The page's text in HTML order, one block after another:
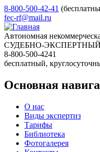
8-800-500-42-41
fec-rf@mail.ru
Автономная
СУДЕБНО-
8-800-500-4241
бесплатный,
Основная
О нас
Виды экспертиз
Тарифы
Библиотека
Фотогалерея